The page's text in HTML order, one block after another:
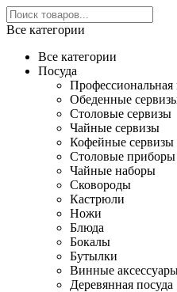
Все категории
Все категории
Посуда
Профессиональная
Обеденные
Столовые сервизы
Чайные сервизы
Кофейные сервизы
Столовые приборы
Чайные наборы
Сковороды
Кастрюли
Ножи
Блюда
Бокалы
Бутылки
Винные
Деревянная посуда